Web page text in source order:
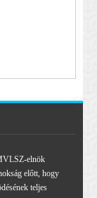
elnök
előtt, hogy
teljes